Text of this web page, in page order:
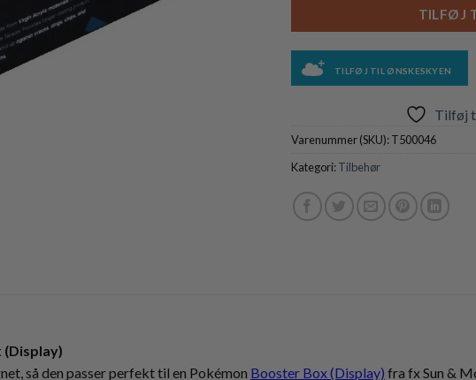
TILFØJ
TILFØJ TIL ØNSKESKYEN
Tilføj
Varenummer (SKU):T500046
Kategori:Tilbehør
så den passer perfekt til en Pokémon Booster Box (Display) fra fx Sun &